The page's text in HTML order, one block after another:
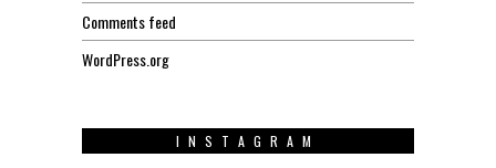
Comments feed
WordPress.org
INSTAGRAM